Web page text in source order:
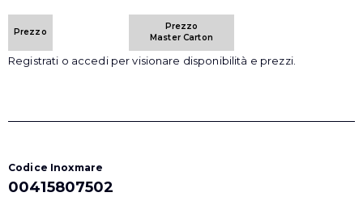
Prezzo
Prezzo
Master Carton
Registrati o accedi per visionare disponibilità e prezzi.
Codice Inoxmare
00415807502